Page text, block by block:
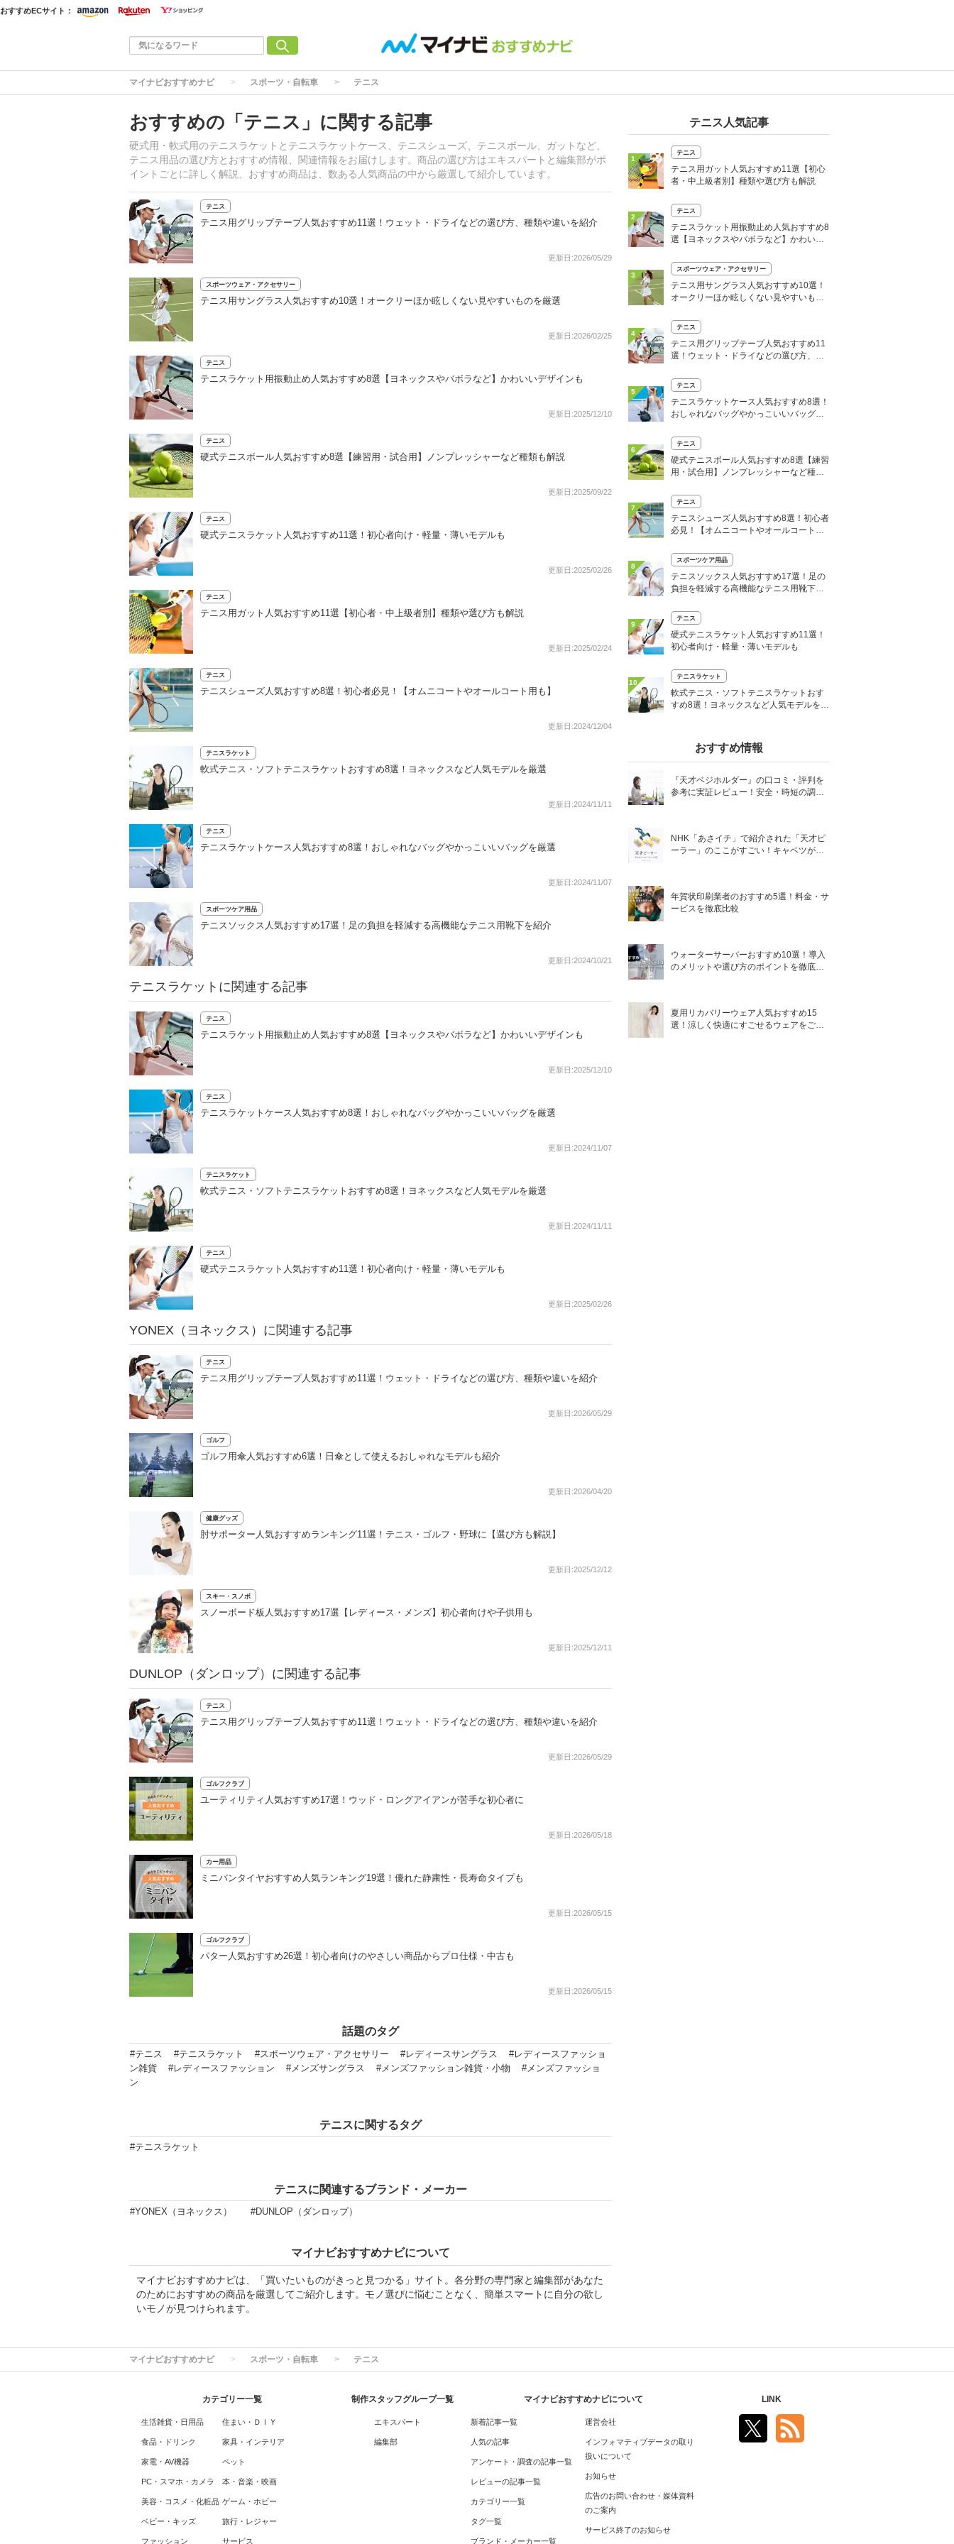
おすすめECサイト：
マイナビおすすめナビ スポーツ・自転車 テニス
おすすめの「テニス」に関する記事
硬式用・軟式用のテニスラケットとテニスラケットケース、テニスシューズ、テニスボール、ガットなど、
テニス用品の選び方とおすすめ情報、関連情報をお届けします。商品の選び方はエキスパートと編集部がポ
イントごとに詳しく解説、おすすめ商品は、数ある人気商品の中から厳選して紹介しています。
テニス
テニス用グリップテープ人気おすすめ11選！ウェット・ドライなどの選び方、種類や違いを紹介
更新日:2026/05/29
スポーツウェア・アクセサリー
テニス用サングラス人気おすすめ10選！オークリーほか眩しくない見やすいものを厳選
更新日:2026/02/25
テニス
テニスラケット用振動止め人気おすすめ8選【ヨネックスやバボラなど】かわいいデザインも
更新日:2025/12/10
テニス
硬式テニスボール人気おすすめ8選【練習用・試合用】ノンプレッシャーなど種類も解説
更新日:2025/09/22
テニス
硬式テニスラケット人気おすすめ11選！初心者向け・軽量・薄いモデルも
更新日:2025/02/26
テニス
テニス用ガット人気おすすめ11選【初心者・中上級者別】種類や選び方も解説
更新日:2025/02/24
テニス
テニスシューズ人気おすすめ8選！初心者必見！【オムニコートやオールコート用も】
更新日:2024/12/04
テニスラケット
軟式テニス・ソフトテニスラケットおすすめ8選！ヨネックスなど人気モデルを厳選
更新日:2024/11/11
テニス
テニスラケットケース人気おすすめ8選！おしゃれなバッグやかっこいいバッグを厳選
更新日:2024/11/07
スポーツケア用品
テニスソックス人気おすすめ17選！足の負担を軽減する高機能なテニス用靴下を紹介
更新日:2024/10/21
テニスラケットに関連する記事
テニス
テニスラケット用振動止め人気おすすめ8選【ヨネックスやバボラなど】かわいいデザインも
更新日:2025/12/10
テニス
テニスラケットケース人気おすすめ8選！おしゃれなバッグやかっこいいバッグを厳選
更新日:2024/11/07
テニスラケット
軟式テニス・ソフトテニスラケットおすすめ8選！ヨネックスなど人気モデルを厳選
更新日:2024/11/11
テニス
硬式テニスラケット人気おすすめ11選！初心者向け・軽量・薄いモデルも
更新日:2025/02/26
YONEX（ヨネックス）に関連する記事
テニス
テニス用グリップテープ人気おすすめ11選！ウェット・ドライなどの選び方、種類や違いを紹介
更新日:2026/05/29
ゴルフ
ゴルフ用傘人気おすすめ6選！日傘として使えるおしゃれなモデルも紹介
更新日:2026/04/20
健康グッズ
肘サポーター人気おすすめランキング11選！テニス・ゴルフ・野球に【選び方も解説】
更新日:2025/12/12
スキー・スノボ
スノーボード板人気おすすめ17選【レディース・メンズ】初心者向けや子供用も
更新日:2025/12/11
DUNLOP（ダンロップ）に関連する記事
テニス
テニス用グリップテープ人気おすすめ11選！ウェット・ドライなどの選び方、種類や違いを紹介
更新日:2026/05/29
ゴルフクラブ
ユーティリティ人気おすすめ17選！ウッド・ロングアイアンが苦手な初心者に
更新日:2026/05/18
カー用品
ミニバンタイヤおすすめ人気ランキング19選！優れた静粛性・長寿命タイプも
更新日:2026/05/15
ゴルフクラブ
パター人気おすすめ26選！初心者向けのやさしい商品からプロ仕様・中古も
更新日:2026/05/15
話題のタグ
#テニス #テニスラケット #スポーツウェア・アクセサリー #レディースサングラス
#レディースファッショ
ン雑貨
#レディースファッション #メンズサングラス #メンズファッション雑貨・小物
#メンズファッショ
ン
テニスに関するタグ
#テニスラケット
テニスに関連するブランド・メーカー
#YONEX（ヨネックス） #DUNLOP（ダンロップ）
マイナビおすすめナビについて
マイナビおすすめナビは、「買いたいものがきっと見つかる」サイト。各分野の専門家と編集部があなた
のためにおすすめの商品を厳選してご紹介します。モノ選びに悩むことなく、簡単スマートに自分の欲し
いモノが見つけられます。
テニス人気記事
1
テニス
テニス用ガット人気おすすめ11選【初心
者・中上級者別】種類や選び方も解説
2
テニス
テニスラケット用振動止め人気おすすめ8
選【ヨネックスやバボラなど】かわいい
3
スポーツウェア・アクセサリー
テニス用サングラス人気おすすめ10選！
オークリーほか眩しくない見やすいもの
4
テニス
テニス用グリップテープ人気おすすめ11
選！ウェット・ドライなどの選び方、種
5
テニス
テニスラケットケース人気おすすめ8選！
おしゃれなバッグやかっこいいバッグを
6
テニス
硬式テニスボール人気おすすめ8選【練習
用・試合用】ノンプレッシャーなど種類
7
テニス
テニスシューズ人気おすすめ8選！初心者
必見！【オムニコートやオールコート用
8
スポーツケア用品
テニスソックス人気おすすめ17選！足の
負担を軽減する高機能なテニス用靴下を
9
テニス
硬式テニスラケット人気おすすめ11選！
初心者向け・軽量・薄いモデルも
10
テニスラケット
軟式テニス・ソフトテニスラケットおす
すめ8選！ヨネックスなど人気モデルを厳
おすすめ情報
『天才ベジホルダー』の口コミ・評判を
参考に実証レビュー！安全・時短の調理
NHK「あさイチ」で紹介された「天才ピ
ーラー」のここがすごい！キャベツがほ
年賀状印刷業者のおすすめ5選！料金・サ
ービスを徹底比較
ウォーターサーバーおすすめ10選！導入
のメリットや選び方のポイントを徹底解
夏用リカバリーウェア人気おすすめ15
選！涼しく快適にすごせるウェアをご紹
マイナビおすすめナビ スポーツ・自転車 テニス
カテゴリー一覧
生活雑貨・日用品
食品・ドリンク
家電・AV機器
PC・スマホ・カメラ
美容・コスメ・化粧品
ベビー・キッズ
ファッション
住まい・ＤＩＹ
家具・インテリア
ペット
本・音楽・映画
ゲーム・ホビー
旅行・レジャー
サービス
制作スタッフグループ一覧
エキスパート
編集部
マイナビおすすめナビについて
新着記事一覧
人気の記事
アンケート・調査の記事一覧
レビューの記事一覧
カテゴリー一覧
タグ一覧
ブランド・メーカー一覧
運営会社
インフォマティブデータの取り
扱いについて
お知らせ
広告のお問い合わせ・媒体資料
のご案内
サービス終了のお知らせ
LINK